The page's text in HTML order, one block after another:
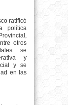
ratificó
política
otros
se
y
y se
en las